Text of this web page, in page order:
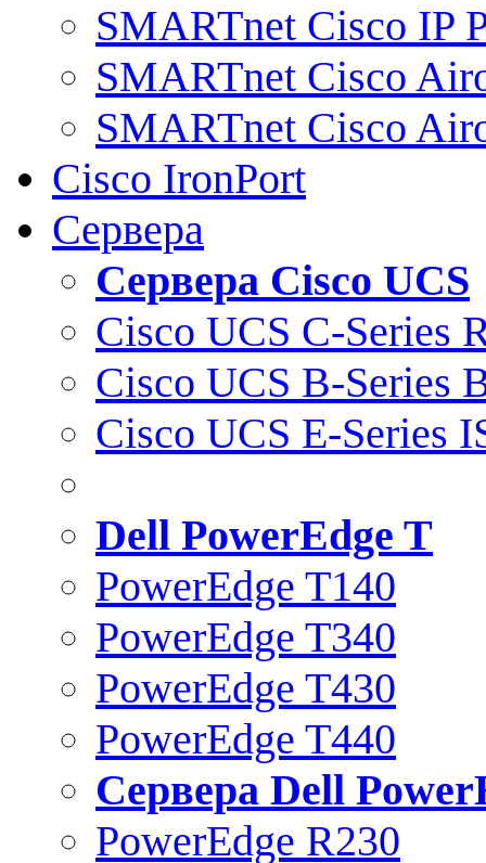
SMARTnet Cisco IP
SMARTnet Cisco
SMARTnet Cisco
Cisco IronPort
Сервера
Сервера Cisco UCS
Cisco UCS C-Series
Cisco UCS B-Series
Cisco UCS E-Series
Dell PowerEdge T
PowerEdge T140
PowerEdge T340
PowerEdge T430
PowerEdge T440
Сервера Dell
PowerEdge R230